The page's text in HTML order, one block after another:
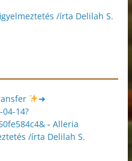
/írta Delilah S.
➜
14?
- Alleria
/írta Delilah S.